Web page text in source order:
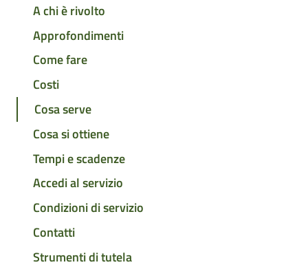
A chi è rivolto
Approfondimenti
Come fare
Costi
Cosa serve
Cosa si ottiene
Tempi e scadenze
Accedi al servizio
Condizioni di servizio
Contatti
Strumenti di tutela